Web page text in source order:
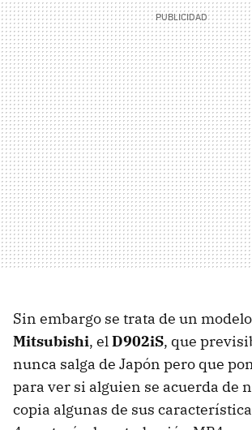
Sin embargo se trata de un
Mitsubishi, elD902iS, que
nunca salga de Japón pero que
para ver si alguien se acuerda de
copia algunas de sus